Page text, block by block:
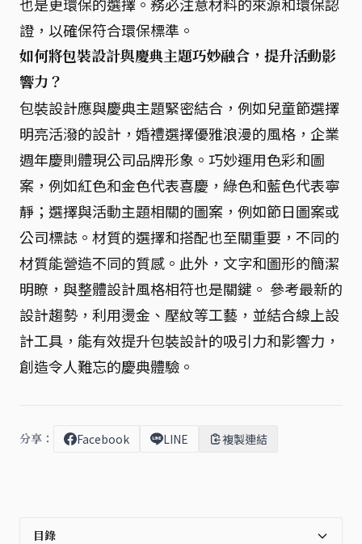
證，以確保符合環保標準。
如何將包裝設計與慶典主題巧妙融合，提升活動影
響力？
包裝設計應與慶典主題緊密結合，例如兒童節選擇
明亮活潑的設計，婚禮選擇優雅浪漫的風格，企業
週年慶則體現公司品牌形象。巧妙運用色彩和圖
案，例如紅色和金色代表喜慶，綠色和藍色代表寧
靜；選擇與活動主題相關的圖案，例如節日圖案或
公司標誌。材質的選擇和搭配也至關重要，不同的
材質能營造不同的質感。此外，文字和圖形的簡潔
明瞭，與整體設計風格相符也是關鍵。 參考最新的
設計趨勢，利用燙金、壓紋等工藝，並結合線上設
計工具，能有效提升包裝設計的吸引力和影響力，
創造令人難忘的慶典體驗。
分享： Facebook LINE 複製連結
目錄